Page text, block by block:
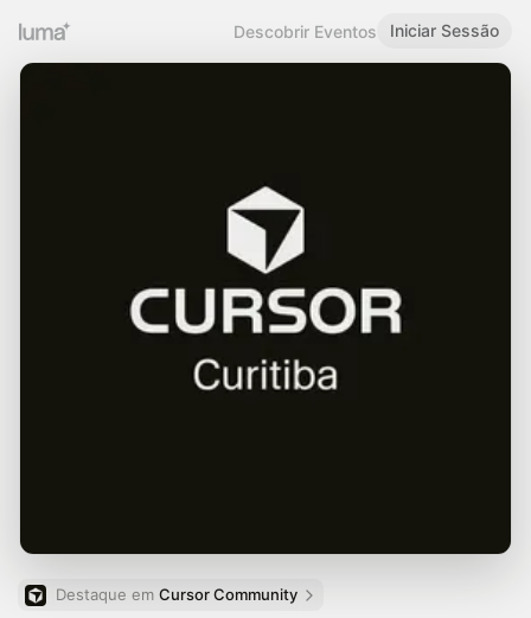
Descobrir Eventos Iniciar Sessão
Destaque em Cursor Community